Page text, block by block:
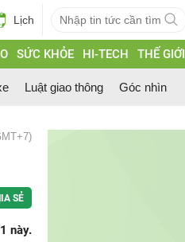
Lịch
SỨC KHỎE HI-TECH THẾ GIỚI
Luật giao thông Góc nhìn
SẺ
này.